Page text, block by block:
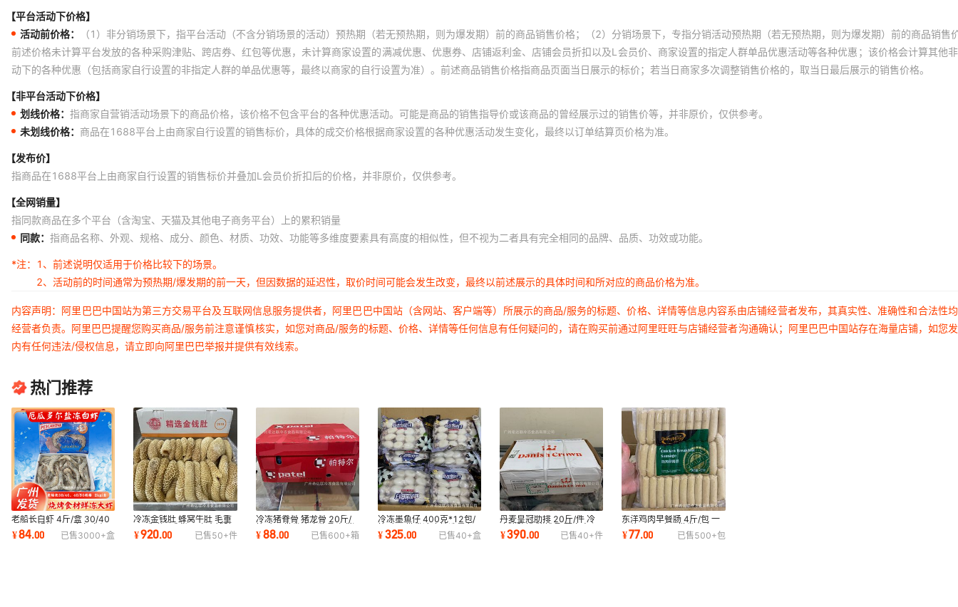
【平台活动下价格】
活动前价格：
（1）非分销场景下，指平台活动（不含分销场景的活动）预热期（若无预热期，则为爆发期）前的商品销售价格；（2）分销场景下，专指分销活动预热期（若无预热期，则为爆发期）前的商品销售
前述价格未计算平台发放的各种采购津贴、跨店券、红包等优惠，未计算商家设置的满减优惠、优惠券、店铺返利金、店铺会员折扣以及L会员价、商家设置的指定人群单品优惠活动等各种优惠；该价格会计算其他
动下的各种优惠（包括商家自行设置的非指定人群的单品优惠等，最终以商家的自行设置为准）。前述商品销售价格指商品页面当日展示的标价；若当日商家多次调整销售价格的，取当日最后展示的销售价格。
【非平台活动下价格】
划线价格： 指商家自营销活动场景下的商品价格，该价格不包含平台的各种优惠活动。可能是商品的销售指导价或该商品的曾经展示过的销售价等，并非原价，仅供参考。
未划线价格： 商品在1688平台上由商家自行设置的销售标价，具体的成交价格根据商家设置的各种优惠活动发生变化，最终以订单结算页价格为准。
【发布价】
指商品在1688平台上由商家自行设置的销售标价并叠加L会员价折扣后的价格，并非原价，仅供参考。
【全网销量】
指同款商品在多个平台（含淘宝、天猫及其他电子商务平台）上的累积销量
同款： 指商品名称、外观、规格、成分、颜色、材质、功效、功能等多维度要素具有高度的相似性，但不视为二者具有完全相同的品牌、品质、功效或功能。
*注：
1、前述说明仅适用于价格比较下的场景。
2、活动前的时间通常为预热期/爆发期的前一天，但因数据的延迟性，取价时间可能会发生改变，最终以前述展示的具体时间和所对应的商品价格为准。
内容声明：阿里巴巴中国站为第三方交易平台及互联网信息服务提供者，阿里巴巴中国站（含网站、客户端等）所展示的商品/服务的标题、价格、详情等信息内容系由店铺经营者发布，其真实性、准确性和合法性
经营者负责。阿里巴巴提醒您购买商品/服务前注意谨慎核实，如您对商品/服务的标题、价格、详情等任何信息有任何疑问的，请在购买前通过阿里旺旺与店铺经营者沟通确认；阿里巴巴中国站存在海量店铺，如您
内有任何违法/侵权信息，请立即向阿里巴巴举报并提供有效线索。
热门推荐
老船长白虾 4斤/盒 30/40
40/50规格 厄瓜多尔白虾
冷冻盐冻白虾
¥84.00 已售3000+盒
冷冻金钱肚 蜂窝牛肚 毛重
40斤/件7成货 国产金钱肚
牛杂牛肚
¥920.00 已售50+件
冷冻猪脊骨 猪龙骨 20斤/
箱 广州批发冷冻酱骨头 猪
脊骨
¥88.00 已售600+箱
冷冻墨鱼仔 400克*12包/
箱 广州批发冷冻精选墨鱼
仔
¥325.00 已售40+盒
丹麦皇冠肋排 20斤/件 冷
冻猪肋排 猪排骨 薄身点心
排骨
¥390.00 已售40+件
东洋鸡肉早餐肠 4斤/包 一
包约64条 广州批发鸡肉早
餐肠
¥77.00 已售500+包